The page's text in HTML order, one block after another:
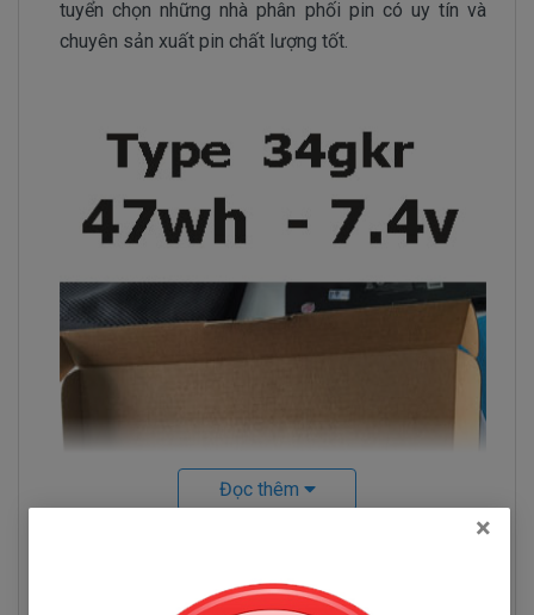
tuyển chọn những nhà phân phối pin có uy tín và
chuyên sản xuất pin chất lượng tốt.
Đọc thêm
×